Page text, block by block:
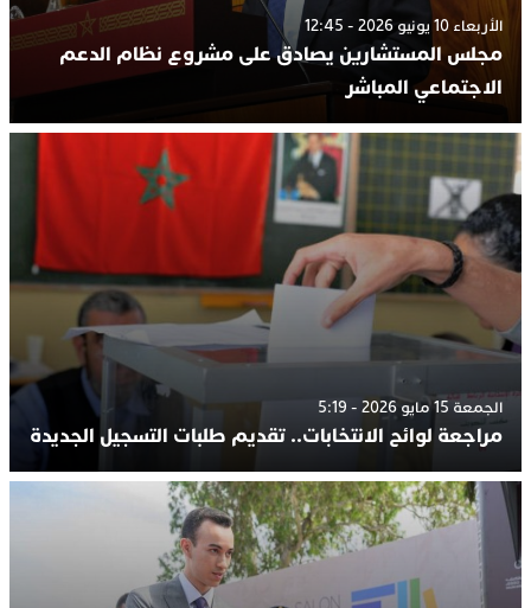
الأربعاء 10 يونيو 2026 - 12:45
مجلس المستشارين يصادق على مشروع نظام الدعم
الاجتماعي المباشر
الجمعة 15 مايو 2026 - 5:19
مراجعة لوائح الانتخابات.. تقديم طلبات التسجيل الجديدة